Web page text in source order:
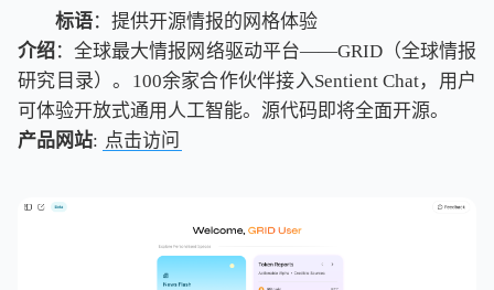
标语：提供开源情报的网格体验
介绍：全球最大情报网络驱动平台——GRID（全球情报
研究目录）。100余家合作伙伴接入Sentient Chat，用户
可体验开放式通用人工智能。源代码即将全面开源。
产品网站: 点击访问